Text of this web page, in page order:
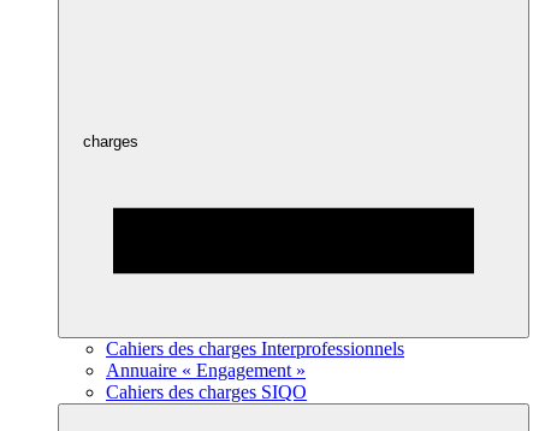
charges
Cahiers des charges Interprofessionnels
Annuaire « Engagement »
Cahiers des charges SIQO